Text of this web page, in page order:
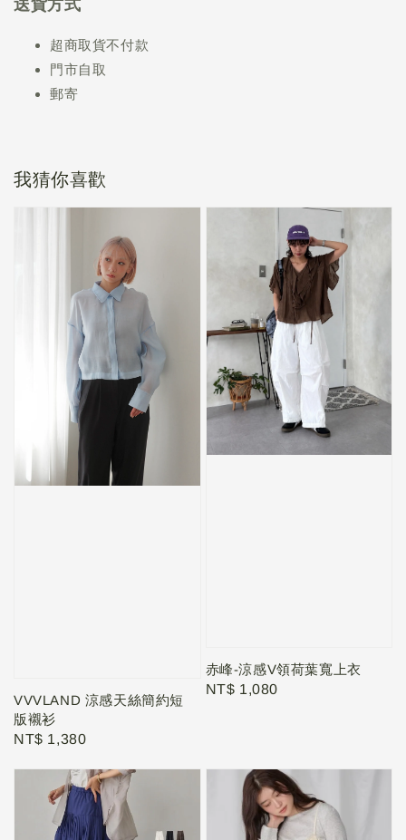
送貨方式
超商取貨不付款
門市自取
郵寄
我猜你喜歡
VVVLAND 涼感天絲簡約短
版襯衫
Regular
NT$ 1,380
赤峰-涼感V領荷葉寬上衣
Regular
NT$ 1,080